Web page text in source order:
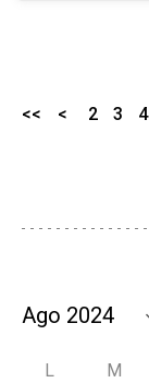
<< < 2 3 4
L M